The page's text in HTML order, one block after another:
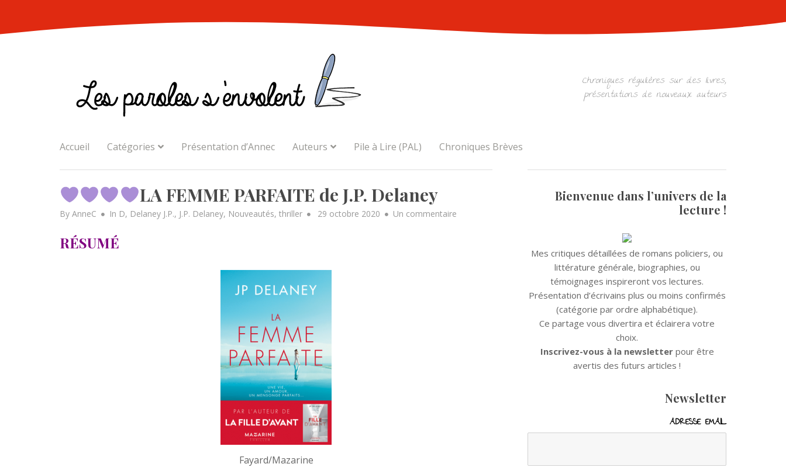
content
Chroniques régulières sur des livres,
présentations de nouveaux auteurs
Accueil Catégories Présentation d’Annec Auteurs Pile à Lire (PAL) Chroniques Brèves
LA FEMME PARFAITE de J.P. Delaney
By AnneC In D, Delaney J.P., J.P. Delaney, Nouveautés, thriller
Posted
29 octobre 2020 Un commentaire
RÉSUMÉ
Fayard/Mazarine
Bienvenue dans l’univers de la
lecture !
Mes critiques détaillées de romans policiers, ou
littérature générale, biographies, ou
témoignages inspireront vos lectures.
Présentation d’écrivains plus ou moins confirmés
(catégorie par ordre alphabétique).
Ce partage vous divertira et éclairera votre
choix.
Inscrivez-vous à la newsletterpour être
avertis des futurs articles !
Newsletter
ADRESSE EMAIL